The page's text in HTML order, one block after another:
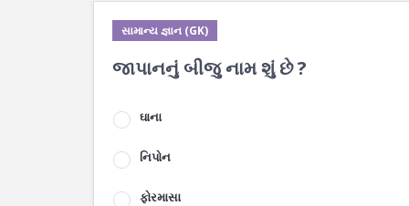
સામાન્ય જ્ઞાન (GK)
જાપાનનું બીજુ નામ શું છે ?
ઘાના
નિપોન
ફોરમાસા